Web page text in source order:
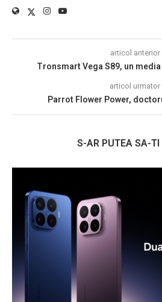
articol anterior
Tronsmart Vega S89, un
articol urmator
Parrot Flower Power,
S-AR PUTEA SA-